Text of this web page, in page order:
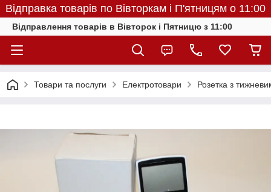
Відправка товарів по Вівторкам і П'ятницям о 11:00
Відправлення товарів в Вівторок і Пятницю з 11:00
Товари та послуги Електротовари Розетка з